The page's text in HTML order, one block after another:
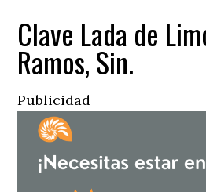
Clave Lada de
Ramos, Sin.
Publicidad